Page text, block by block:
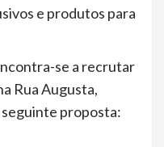
e produtos para
se a recrutar
Rua Augusta,
proposta: